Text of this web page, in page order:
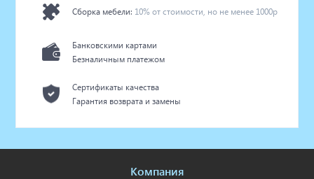
Сборка мебели: 10% от стоимости, но не менее 1000р
Банковскими картами
Безналичным платежом
Сертификаты качества
Гарантия возврата и замены
Компания